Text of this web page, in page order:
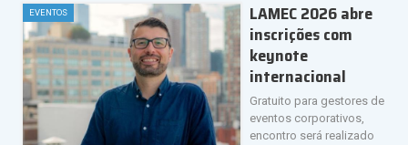
EVENTOS
LAMEC 2026 abre
inscrições com
keynote
internacional
Gratuito para gestores de
eventos corporativos,
encontro será realizado